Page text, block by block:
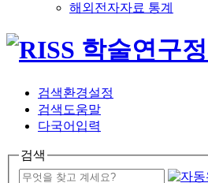
해외전자자료 통계
검색환경설정
검색도움말
다국어입력
검색